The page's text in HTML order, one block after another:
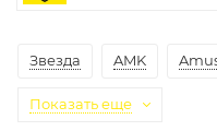
Звезда AMK
Показать еще